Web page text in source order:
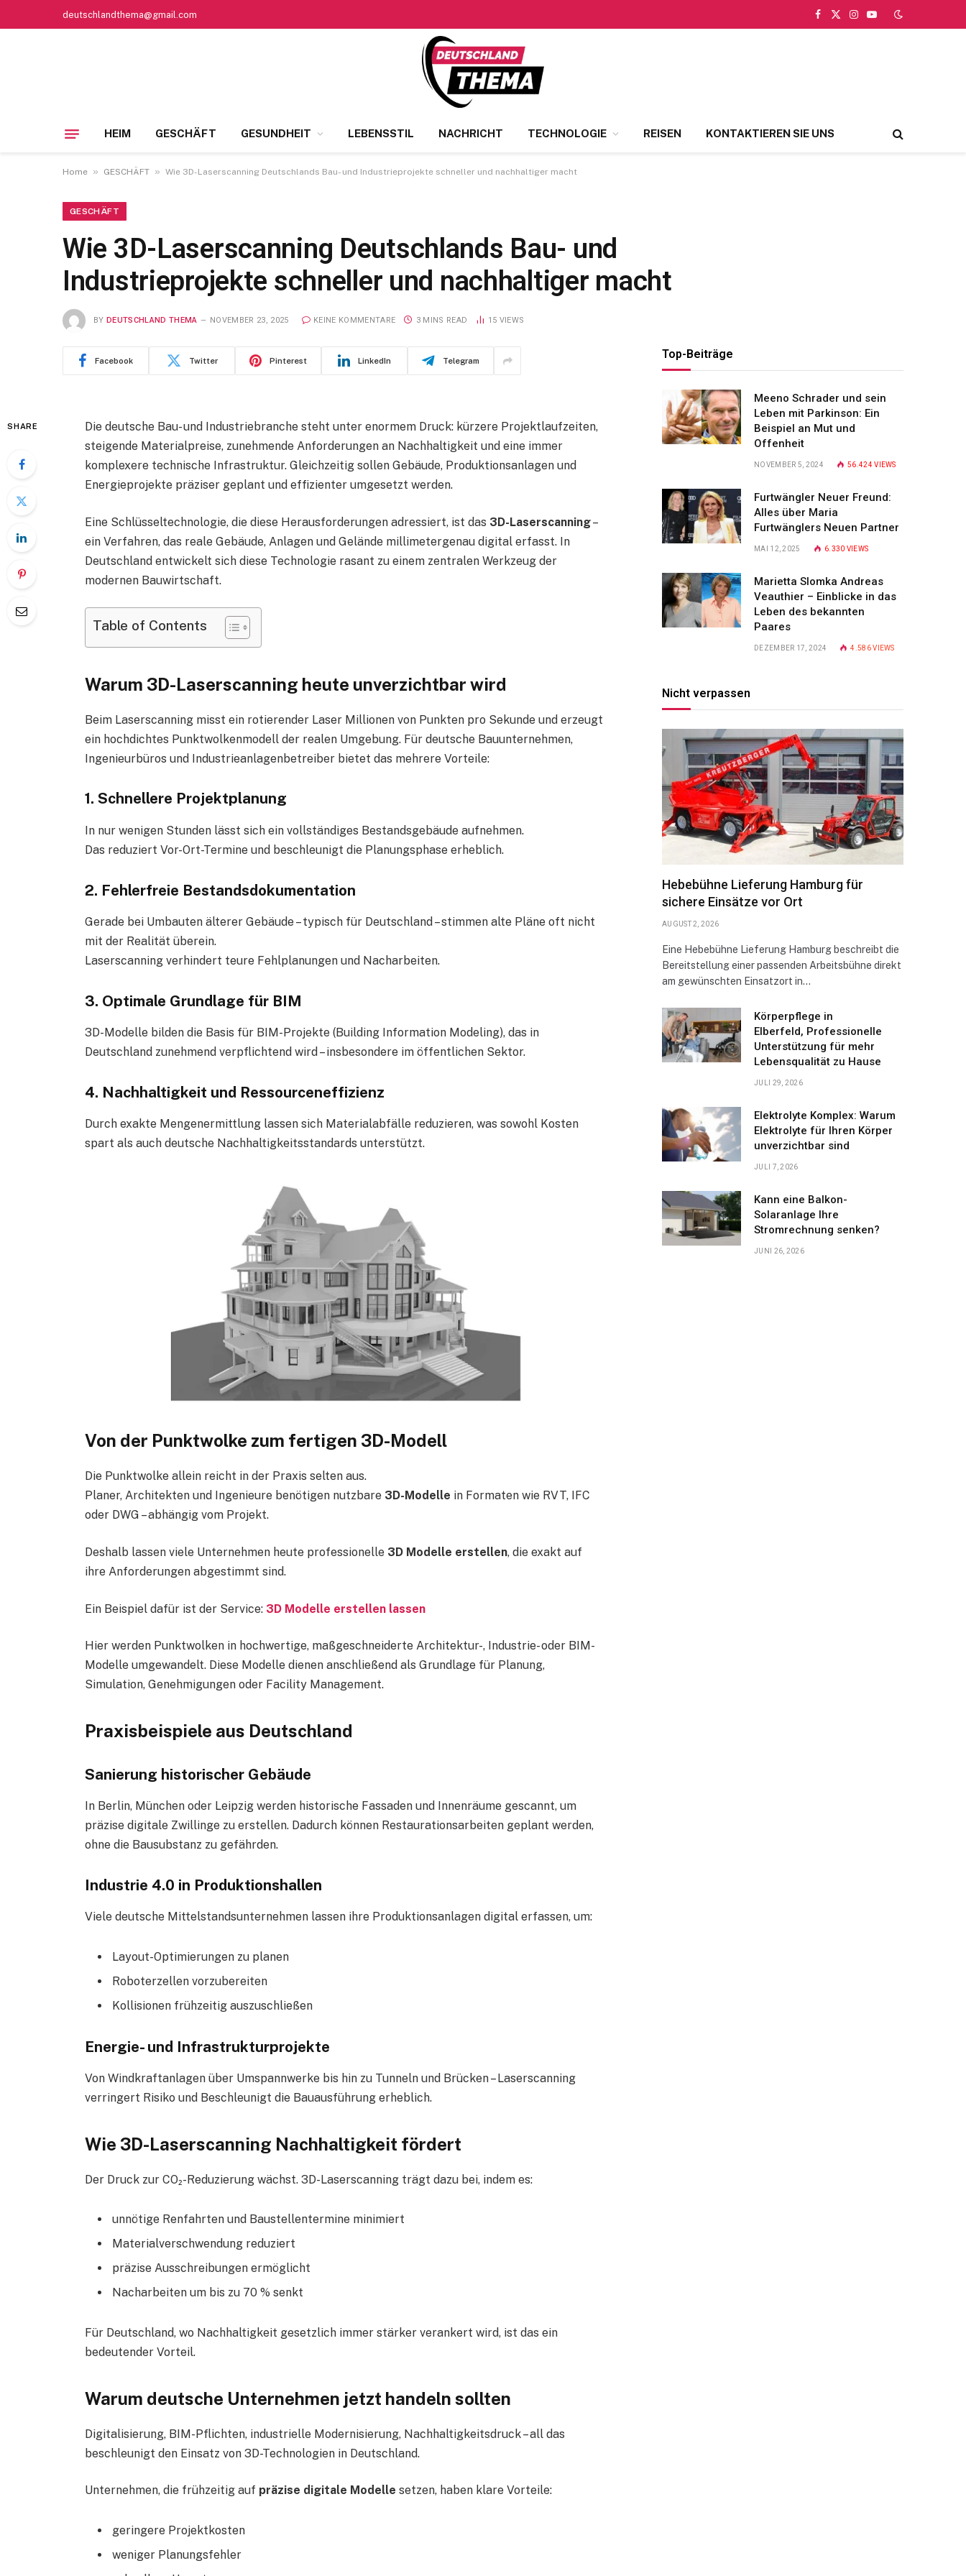
deutschlandthema@gmail.com
Facebook
X
Instagram
YouTube
HEIM GESCHÄFT GESUNDHEIT LEBENSSTIL NACHRICHT TECHNOLOGIE REISEN KONTAKTIEREN SIE UNS
Home » GESCHÄFT » Wie 3D-Laserscanning Deutschlands Bau- und Industrieprojekte schneller und nachhaltiger macht
GESCHÄFT
Wie 3D-Laserscanning Deutschlands Bau- und
Industrieprojekte schneller und nachhaltiger macht
BY DEUTSCHLAND THEMA NOVEMBER 23, 2025 KEINE KOMMENTARE 3 MINS READ 15 VIEWS
Facebook Twitter Pinterest LinkedIn Telegram
SHARE
Die deutsche Bau- und Industriebranche steht unter enormem Druck: kürzere Projektlaufzeiten,
steigende Materialpreise, zunehmende Anforderungen an Nachhaltigkeit und eine immer
komplexere technische Infrastruktur. Gleichzeitig sollen Gebäude, Produktionsanlagen und
Energieprojekte präziser geplant und effizienter umgesetzt werden.
Eine Schlüsseltechnologie, die diese Herausforderungen adressiert, ist das 3D-Laserscanning–
ein Verfahren, das reale Gebäude, Anlagen und Gelände millimetergenau digital erfasst. In
Deutschland entwickelt sich diese Technologie rasant zu einem zentralen Werkzeug der
modernen Bauwirtschaft.
Table of Contents
Warum 3D-Laserscanning heute unverzichtbar wird
Beim Laserscanning misst ein rotierender Laser Millionen von Punkten pro Sekunde und erzeugt
ein hochdichtes Punktwolkenmodell der realen Umgebung. Für deutsche Bauunternehmen,
Ingenieurbüros und Industrieanlagenbetreiber bietet das mehrere Vorteile:
1. Schnellere Projektplanung
In nur wenigen Stunden lässt sich ein vollständiges Bestandsgebäude aufnehmen.
Das reduziert Vor-Ort-Termine und beschleunigt die Planungsphase erheblich.
2. Fehlerfreie Bestandsdokumentation
Gerade bei Umbauten älterer Gebäude – typisch für Deutschland – stimmen alte Pläne oft nicht
mit der Realität überein.
Laserscanning verhindert teure Fehlplanungen und Nacharbeiten.
3. Optimale Grundlage für BIM
3D-Modelle bilden die Basis für BIM-Projekte (Building Information Modeling), das in
Deutschland zunehmend verpflichtend wird – insbesondere im öffentlichen Sektor.
4. Nachhaltigkeit und Ressourceneffizienz
Durch exakte Mengenermittlung lassen sich Materialabfälle reduzieren, was sowohl Kosten
spart als auch deutsche Nachhaltigkeitsstandards unterstützt.
Von der Punktwolke zum fertigen 3D-Modell
Die Punktwolke allein reicht in der Praxis selten aus.
Planer, Architekten und Ingenieure benötigen nutzbare 3D-Modelle in Formaten wie RVT, IFC
oder DWG – abhängig vom Projekt.
Deshalb lassen viele Unternehmen heute professionelle 3D Modelle erstellen, die exakt auf
ihre Anforderungen abgestimmt sind.
Ein Beispiel dafür ist der Service: 3D Modelle erstellen lassen
Hier werden Punktwolken in hochwertige, maßgeschneiderte Architektur-, Industrie- oder BIM-
Modelle umgewandelt. Diese Modelle dienen anschließend als Grundlage für Planung,
Simulation, Genehmigungen oder Facility Management.
Praxisbeispiele aus Deutschland
Sanierung historischer Gebäude
In Berlin, München oder Leipzig werden historische Fassaden und Innenräume gescannt, um
präzise digitale Zwillinge zu erstellen. Dadurch können Restaurationsarbeiten geplant werden,
ohne die Bausubstanz zu gefährden.
Industrie 4.0 in Produktionshallen
Viele deutsche Mittelstandsunternehmen lassen ihre Produktionsanlagen digital erfassen, um:
Layout-Optimierungen zu planen
Roboterzellen vorzubereiten
Kollisionen frühzeitig auszuschließen
Energie- und Infrastrukturprojekte
Von Windkraftanlagen über Umspannwerke bis hin zu Tunneln und Brücken – Laserscanning
verringert Risiko und Beschleunigt die Bauausführung erheblich.
Wie 3D-Laserscanning Nachhaltigkeit fördert
Der Druck zur CO₂-Reduzierung wächst. 3D-Laserscanning trägt dazu bei, indem es:
unnötige Renfahrten und Baustellentermine minimiert
Materialverschwendung reduziert
präzise Ausschreibungen ermöglicht
Nacharbeiten um bis zu 70 % senkt
Für Deutschland, wo Nachhaltigkeit gesetzlich immer stärker verankert wird, ist das ein
bedeutender Vorteil.
Warum deutsche Unternehmen jetzt handeln sollten
Digitalisierung, BIM-Pflichten, industrielle Modernisierung, Nachhaltigkeitsdruck – all das
beschleunigt den Einsatz von 3D-Technologien in Deutschland.
Unternehmen, die frühzeitig auf präzise digitale Modelle setzen, haben klare Vorteile:
geringere Projektkosten
weniger Planungsfehler
Top-Beiträge
Meeno Schrader und sein
Leben mit Parkinson: Ein
Beispiel an Mut und
Offenheit
NOVEMBER 5, 2024 56.424VIEWS
Furtwängler Neuer Freund:
Alles über Maria
Furtwänglers Neuen Partner
MAI 12, 2025 6.330 VIEWS
Marietta Slomka Andreas
Veauthier – Einblicke in das
Leben des bekannten
Paares
DEZEMBER 17, 2024 4.586VIEWS
Nicht verpassen
Hebebühne Lieferung Hamburg für
sichere Einsätze vor Ort
AUGUST 2, 2026
Eine Hebebühne Lieferung Hamburg beschreibt die
Bereitstellung einer passenden Arbeitsbühne direkt
am gewünschten Einsatzort in…
Körperpflege in
Elberfeld, Professionelle
Unterstützung für mehr
Lebensqualität zu Hause
JULI 29, 2026
Elektrolyte Komplex: Warum
Elektrolyte für Ihren Körper
unverzichtbar sind
JULI 7, 2026
Kann eine Balkon-
Solaranlage Ihre
Stromrechnung senken?
JUNI 26, 2026